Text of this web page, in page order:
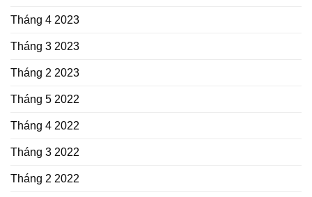
Tháng 4 2023
Tháng 3 2023
Tháng 2 2023
Tháng 5 2022
Tháng 4 2022
Tháng 3 2022
Tháng 2 2022